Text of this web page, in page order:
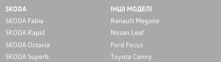
SKODA
SKODA Fabia
SKODA Rapid
SKODA Octavia
SKODA Superb
ІНШІ МОДЕЛІ
Renault Megane
Nissan Leaf
Ford Focus
Toyota Camry